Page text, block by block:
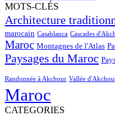
MOTS-CLÉS
Architecture
marocain Casablanca Cascades
Maroc Montagnes de l'Atlas
Paysages du Maroc
Randonnée à Akchour Vallée
Maroc
CATEGORIES